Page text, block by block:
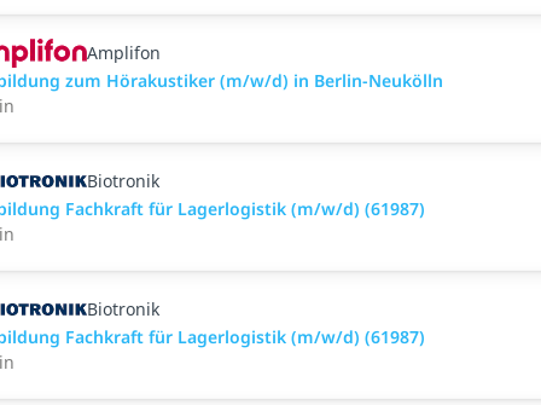
Amplifon
zum Hörakustiker (m/w/d) in Berlin-Neukölln
Biotronik
Fachkraft für Lagerlogistik (m/w/d) (61987)
Biotronik
Fachkraft für Lagerlogistik (m/w/d) (61987)